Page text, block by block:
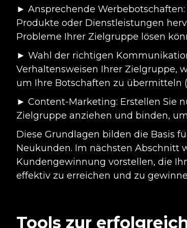
► Ansprechende
Produkte oder Dienstleistungen
Probleme Ihrer Zielgruppe lösen
► Wahl der richtigen
Verhaltensweisen Ihrer Zielgruppe,
um Ihre Botschaften zu übermitteln
► Content-Marketing: Erstellen Sie
Zielgruppe anziehen und binden,
Diese Grundlagen bilden die Basis
Neukunden. Im nächsten Abschnitt
Kundengewinnung vorstellen, die
effektiv zu erreichen und zu
Tools zur